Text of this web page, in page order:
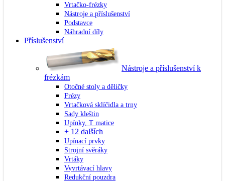
Vrtačko-frézky
Nástroje a příslušenství
Podstavce
Náhradní díly
Příslušenství
Nástroje a příslušenství k
frézkám
Otočné stoly a děličky
Frézy
Vrtačková sklíčidla a trny
Sady kleštin
Upínky, T matice
+ 12 dalších
Upínací prvky
Strojní svěráky
Vrtáky
Vyvrtávací hlavy
Redukční pouzdra